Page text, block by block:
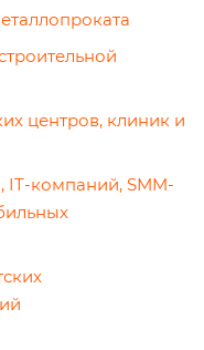
центров, клиник и
IT-компаний, SMM-